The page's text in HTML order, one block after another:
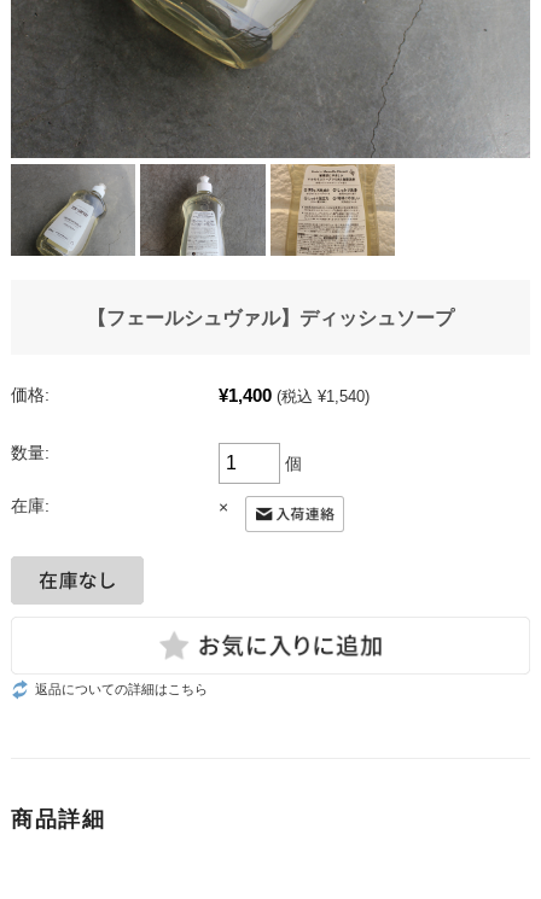
【フェールシュヴァル】ディッシュソープ
価格: ¥1,400 (税込 ¥1,540)
数量:
個
在庫: ×
返品についての詳細はこちら
商品詳細